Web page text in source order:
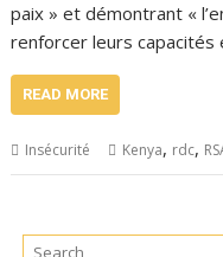
paix » et démontrant «
renforcer leurs
READ MORE
Insécurité Kenya, rdc,